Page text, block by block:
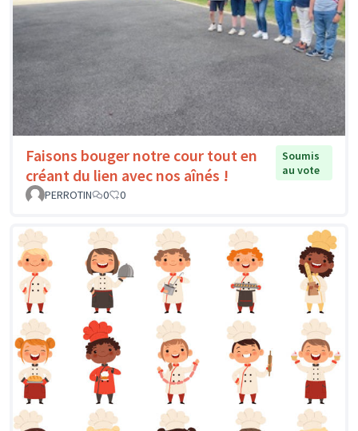
Faisons bouger notre cour tout en
créant du lien avec nos aînés !
Soumis
au vote
PERROTIN
0 0